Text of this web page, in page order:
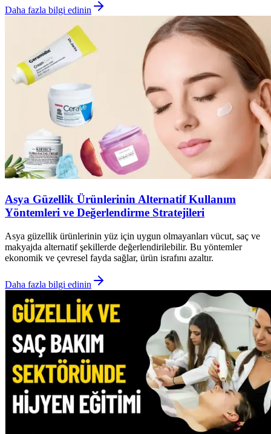
Daha fazla bilgi edinin
Asya Güzellik Ürünlerinin Alternatif Kullanım
Yöntemleri ve Değerlendirme Stratejileri
Asya güzellik ürünlerinin yüz için uygun olmayanları vücut, saç ve
makyajda alternatif şekillerde değerlendirilebilir. Bu yöntemler
ekonomik ve çevresel fayda sağlar, ürün israfını azaltır.
Daha fazla bilgi edinin